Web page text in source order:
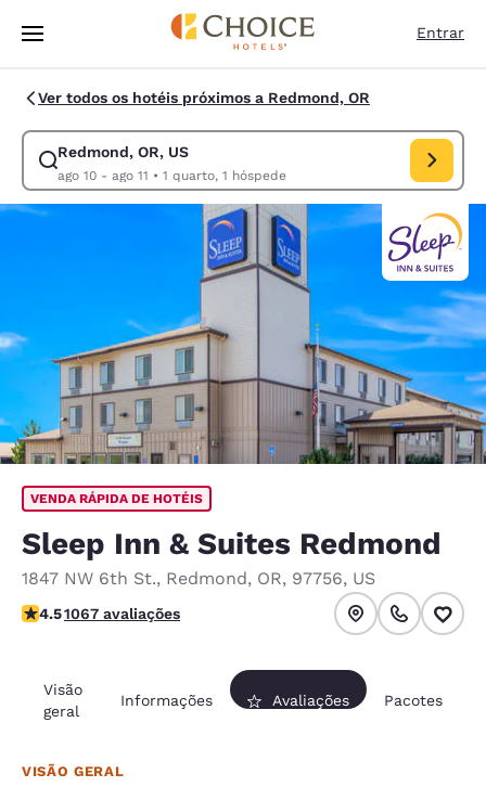
Pular Para Conteúdo Principal
Entrar
Ver todos os hotéis próximos a Redmond, OR
Redmond, OR, US
ago 10 - ago 11 • 1 quarto, 1 hóspede
Modificar pesquisa para Redmond, OR, US. Data de check-in ago 10,
VENDA RÁPIDA DE HOTÉIS
Sleep Inn & Suites Redmond
1847 NW 6th St., Redmond, OR, 97756, US
classificação 4.45 estrelas. Excelente.
4.51067 avaliações
Visão
geral
Informações Avaliações Pacotes
VISÃO GERAL